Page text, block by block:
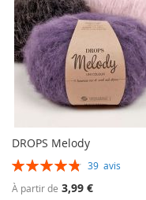
DROPS Melody
Évaluation:
39 avis
À partir de 3,99 €